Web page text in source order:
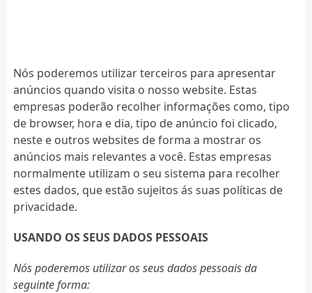
Nós poderemos utilizar terceiros para apresentar
anúncios quando visita o nosso website. Estas
empresas poderão recolher informações como, tipo
de browser, hora e dia, tipo de anúncio foi clicado,
neste e outros websites de forma a mostrar os
anúncios mais relevantes a você. Estas empresas
normalmente utilizam o seu sistema para recolher
estes dados, que estão sujeitos ás suas políticas de
privacidade.
USANDO OS SEUS DADOS PESSOAIS
Nós poderemos utilizar os seus dados pessoais da
seguinte forma: